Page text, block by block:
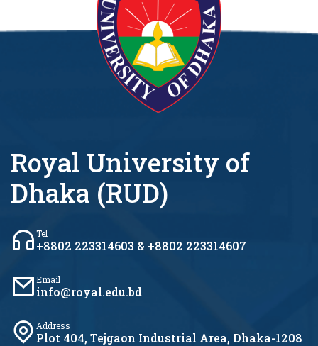
Royal University of
Dhaka (RUD)
Tel
+8802 223314603 & +8802 223314607
Email
info@royal.edu.bd
Address
Plot 404, Tejgaon Industrial Area, Dhaka-1208